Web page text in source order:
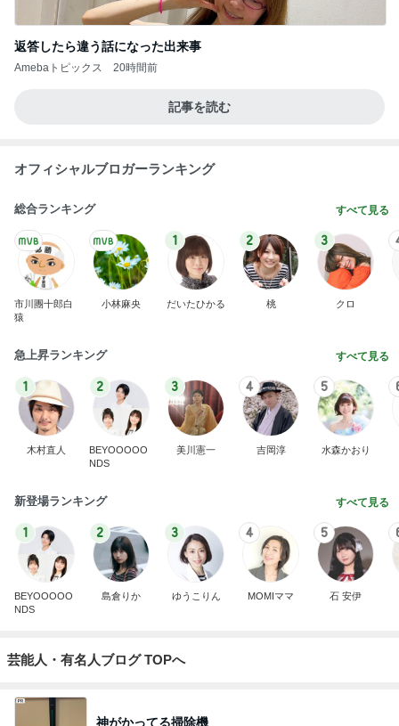
返答したら違う話になった出来事
Amebaトピックス 20時間前
記事を読む
オフィシャルブロガーランキング
総合ランキング すべて見る
市川團十郎白
猿
小林麻央
1
だいたひかる
2
桃
3
クロ
急上昇ランキング すべて見る
1
木村直人
2
BEYOOOOO
NDS
3
美川憲一
4
吉岡淳
5
水森かおり
新登場ランキング すべて見る
1
BEYOOOOO
NDS
2
島倉りか
3
ゆうこりん
4
MOMIママ
5
石 安伊
芸能人・有名人ブログ TOPへ
神がかってる掃除機